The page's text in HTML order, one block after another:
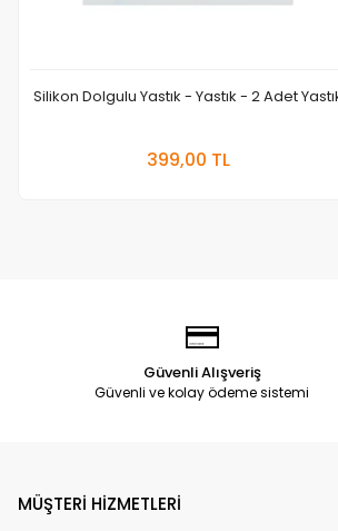
Silikon Dolgulu Yastık - Yastık - 2 Adet
399,00 TL
Güvenli Alışveriş
Güvenli ve kolay ödeme sistemi
MÜŞTERİ HİZMETLERİ